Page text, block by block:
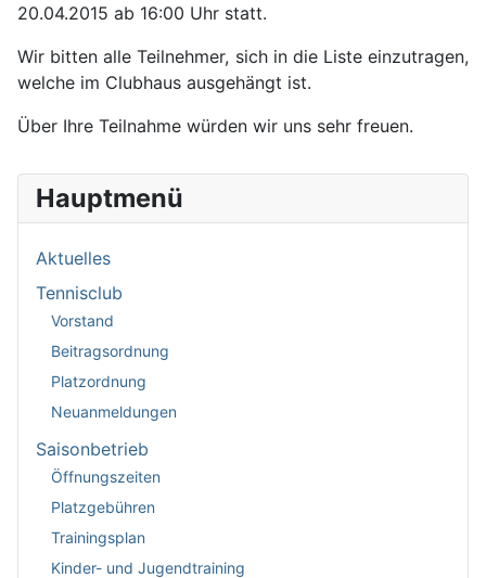
Hauptmenü
Aktuelles
Tennisclub
Vorstand
Beitragsordnung
Platzordnung
Neuanmeldungen
Saisonbetrieb
Öffnungszeiten
Platzgebühren
Trainingsplan
Kinder- und Jugendtraining
20.04.2015 ab 16:00 Uhr statt.
Wir bitten alle Teilnehmer, sich in die Liste einzutragen,
welche im Clubhaus ausgehängt ist.
Über Ihre Teilnahme würden wir uns sehr freuen.